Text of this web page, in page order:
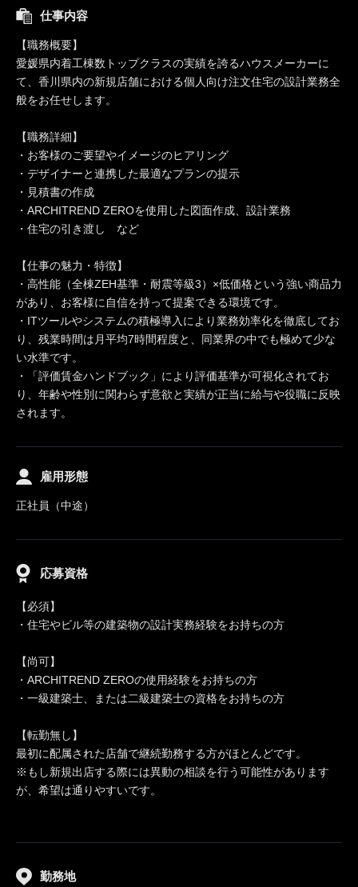
仕事内容
【職務概要】
愛媛県内着工棟数トップクラスの実績を誇るハウスメーカーに
て、香川県内の新規店舗における個人向け注文住宅の設計業務全
般をお任せします。
【職務詳細】
・お客様のご要望やイメージのヒアリング
・デザイナーと連携した最適なプランの提示
・見積書の作成
・ARCHITREND ZEROを使用した図面作成、設計業務
・住宅の引き渡し など
【仕事の魅力・特徴】
・高性能（全棟ZEH基準・耐震等級3）×低価格という強い商品力
があり、お客様に自信を持って提案できる環境です。
・ITツールやシステムの積極導入により業務効率化を徹底してお
り、残業時間は月平均7時間程度と、同業界の中でも極めて少な
い水準です。
・「評価賃金ハンドブック」により評価基準が可視化されてお
り、年齢や性別に関わらず意欲と実績が正当に給与や役職に反映
されます。
雇用形態
正社員（中途）
応募資格
【必須】
・住宅やビル等の建築物の設計実務経験をお持ちの方
【尚可】
・ARCHITREND ZEROの使用経験をお持ちの方
・一級建築士、または二級建築士の資格をお持ちの方
【転勤無し】
最初に配属された店舗で継続勤務する方がほとんどです。
※もし新規出店する際には異動の相談を行う可能性があります
が、希望は通りやすいです。
勤務地